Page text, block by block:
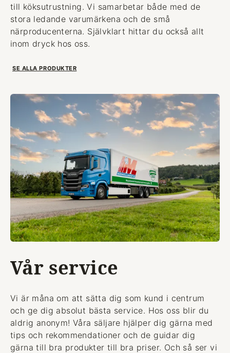
till köksutrustning. Vi samarbetar både med de
stora ledande varumärkena och de små
närproducenterna. Självklart hittar du också allt
inom dryck hos oss.
SE ALLA PRODUKTER
Vår service
Vi är måna om att sätta dig som kund i centrum
och ge dig absolut bästa service. Hos oss blir du
aldrig anonym! Våra säljare hjälper dig gärna med
tips och rekommendationer och de guidar dig
gärna till bra produkter till bra priser. Och så ser vi